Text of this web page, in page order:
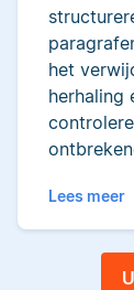
het
herhaling
Lees meer
Yves heeft
heeft